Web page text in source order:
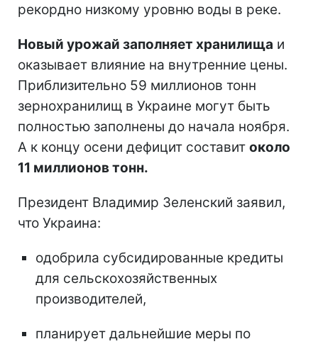
рекордно низкому уровню воды в реке.
Новый урожай заполняет хранилища и
оказывает влияние на внутренние цены.
Приблизительно 59 миллионов тонн
зернохранилищ в Украине могут быть
полностью заполнены до начала ноября.
А к концу осени дефицит составит около
11 миллионов тонн.
Президент Владимир Зеленский заявил,
что Украина:
одобрила субсидированные кредиты
для сельскохозяйственных
производителей,
планирует дальнейшие меры по